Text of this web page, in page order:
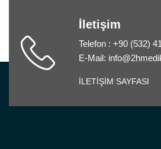
İletişim
Telefon : +90 (532)
E-Mail:
İLETİŞİM SAYFASI